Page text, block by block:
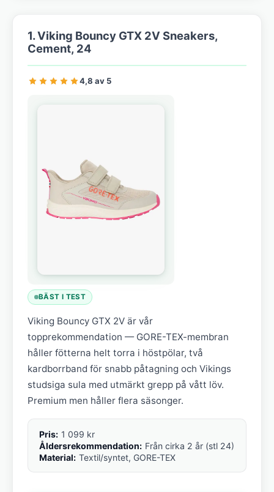
1. Viking Bouncy GTX 2V Sneakers,
Cement, 24
4,8 av 5
BÄST I TEST
Viking Bouncy GTX 2V är vår
topprekommendation — GORE-TEX-membran
håller fötterna helt torra i höstpölar, två
kardborrband för snabb påtagning och Vikings
studsiga sula med utmärkt grepp på vått löv.
Premium men håller flera säsonger.
Pris: 1 099 kr
Åldersrekommendation: Från cirka 2 år (stl 24)
Material: Textil/syntet, GORE-TEX